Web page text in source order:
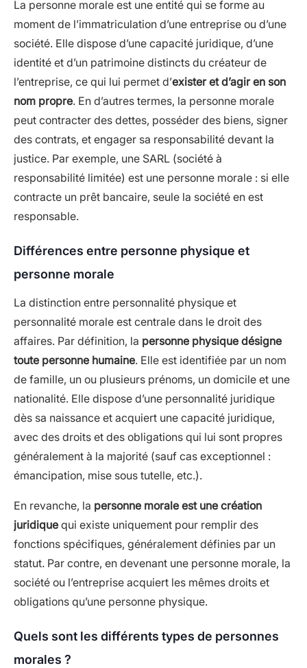
La personne morale est une entité qui se forme au
moment de l’immatriculation d’une entreprise ou d’une
société. Elle dispose d’une capacité juridique, d’une
identité et d’un patrimoine distincts du créateur de
l’entreprise, ce qui lui permet d’exister et d’agir en son
nom propre. En d’autres termes, la personne morale
peut contracter des dettes, posséder des biens, signer
des contrats, et engager sa responsabilité devant la
justice. Par exemple, une SARL (société à
responsabilité limitée) est une personne morale : si elle
contracte un prêt bancaire, seule la société en est
responsable.
Différences entre personne physique et
personne morale
La distinction entre personnalité physique et
personnalité morale est centrale dans le droit des
affaires. Par définition, la personne physique désigne
toute personne humaine. Elle est identifiée par un nom
de famille, un ou plusieurs prénoms, un domicile et une
nationalité. Elle dispose d’une personnalité juridique
dès sa naissance et acquiert une capacité juridique,
avec des droits et des obligations qui lui sont propres
généralement à la majorité (sauf cas exceptionnel :
émancipation, mise sous tutelle, etc.).
En revanche, la personne morale est une création
juridique qui existe uniquement pour remplir des
fonctions spécifiques, généralement définies par un
statut. Par contre, en devenant une personne morale, la
société ou l’entreprise acquiert les mêmes droits et
obligations qu’une personne physique.
Quels sont les différents types de personnes
morales ?